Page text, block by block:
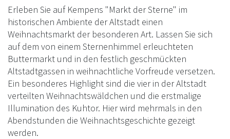
Erleben Sie auf Kempens "Markt der Sterne" im
historischen Ambiente der Altstadt einen
Weihnachtsmarkt der besonderen Art. Lassen Sie sich
auf dem von einem Sternenhimmel erleuchteten
Buttermarkt und in den festlich geschmückten
Altstadtgassen in weihnachtliche Vorfreude versetzen.
Ein besonderes Highlight sind die vier in der Altstadt
verteilten Weihnachtswäldchen und die erstmalige
Illumination des Kuhtor. Hier wird mehrmals in den
Abendstunden die Weihnachtsgeschichte gezeigt
werden.